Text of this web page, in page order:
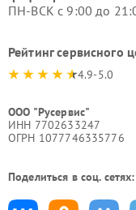
ПН-ВСК с 9:00 до
Рейтинг сервисного
4.9-5.0
ООО "Русервис"
ИНН 7702633247
ОГРН 1077746335776
Поделиться в соц. сетях: